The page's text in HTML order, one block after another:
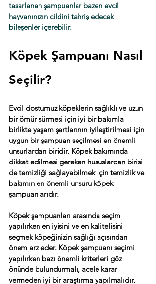
tasarlanan şampuanlar bazen evcil
hayvanınızın cildini tahriş edecek
bileşenler içerebilir.
Köpek Şampuanı Nasıl
Seçilir?
Evcil dostumuz köpeklerin sağlıklı ve uzun
bir ömür sürmesi için iyi bir bakımla
birlikte yaşam şartlarının iyileştirilmesi için
uygun bir şampuan seçilmesi en önemli
unsurlardan biridir. Köpek bakımında
dikkat edilmesi gereken hususlardan birisi
de temizliği sağlayabilmek için temizlik ve
bakımın en önemli unsuru köpek
şampuanlarıdır.
Köpek şampuanları arasında seçim
yapılırken en iyisini ve en kalitelisini
seçmek köpeğinizin sağlığı açısından
önem arz eder. Köpek şampuanı seçimi
yapılırken bazı önemli kriterleri göz
önünde bulundurmalı, acele karar
vermeden iyi bir araştırma yapılmalıdır.